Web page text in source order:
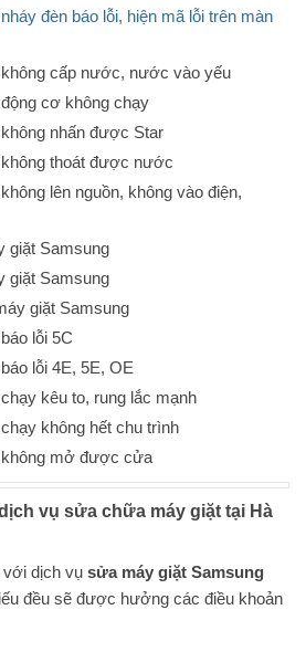
đèn báo lỗi, hiện mã lỗi trên màn
cấp nước, nước vào yếu
cơ không chạy
nhấn được Star
thoát được nước
lên nguồn, không vào điện,
giặt Samsung
giặt Samsung
giặt Samsung
lỗi 5C
lỗi 4E, 5E, OE
kêu to, rung lắc mạnh
không hết chu trình
không mở được cửa
vụ sửa chữa máy giặt tại Hà
với dịch vụ sửa máy giặt Samsung
đều sẽ được hưởng các điều khoản